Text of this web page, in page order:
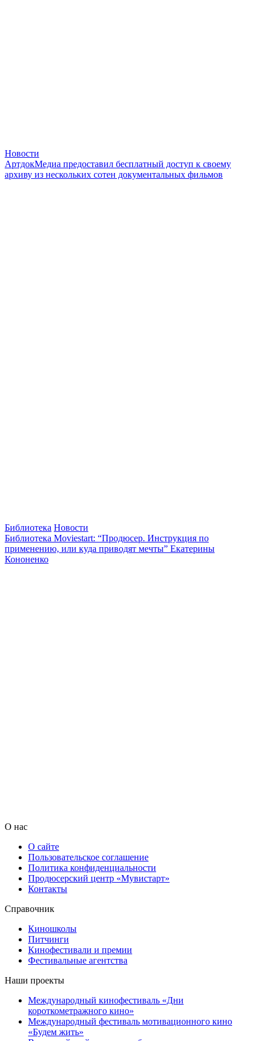
Новости
АртдокМедиа предоставил бесплатный доступ к своему
архиву из нескольких сотен документальных фильмов
Библиотека Новости
Библиотека Moviestart: “Продюсер. Инструкция по
применению, или куда приводят мечты” Екатерины
Кононенко
О нас
О сайте
Пользовательское соглашение
Политика конфиденциальности
Продюсерский центр «Мувистарт»
Контакты
Справочник
Киношколы
Питчинги
Кинофестивали и премии
Фестивальные агентства
Наши проекты
Международный кинофестиваль «Дни
короткометражного кино»
Международный фестиваль мотивационного кино
«Будем жить»